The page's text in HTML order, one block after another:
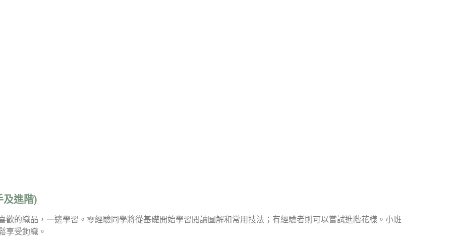
及進階)
歡的織品，一邊學習。零經驗同學將從基礎開始學習閱讀圖解和常用技法；有經驗者則可以嘗試進階花樣。小班
享受鉤織。